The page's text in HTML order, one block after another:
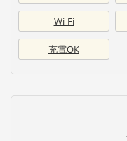
Wi-Fi
充電OK